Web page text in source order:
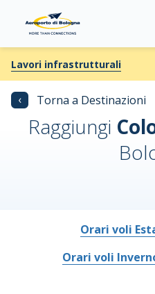
Lavori infrastrutturali
‹ Torna a Destinazioni
Raggiungi
Orari voli
Orari voli